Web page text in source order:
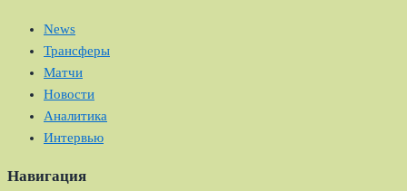
News
Трансферы
Матчи
Новости
Аналитика
Интервью
Навигация